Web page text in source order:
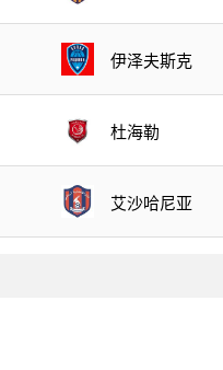
伊泽夫斯克
杜海勒
艾沙哈尼亚